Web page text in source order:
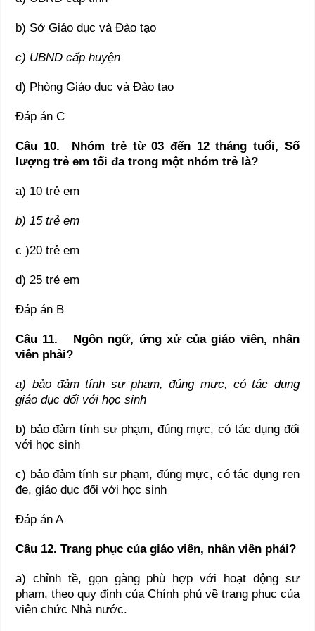
b) Sở Giáo dục và Đào tạo
c) UBND cấp huyện
d) Phòng Giáo dục và Đào tạo
Đáp án C
Câu 10. Nhóm trẻ từ 03 đến 12 tháng tuổi, Số
lượng trẻ em tối đa trong một nhóm trẻ là?
a) 10 trẻ em
b) 15 trẻ em
c )20 trẻ em
d) 25 trẻ em
Đáp án B
Câu 11. Ngôn ngữ, ứng xử của giáo viên, nhân
viên phải?
a) bảo đảm tính sư phạm, đúng mực, có tác dụng
giáo dục đối với học sinh
b) bảo đảm tính sư phạm, đúng mực, có tác dụng đối
với học sinh
c) bảo đảm tính sư phạm, đúng mực, có tác dụng ren
đe, giáo dục đối với học sinh
Đáp án A
Câu 12. Trang phục của giáo viên, nhân viên phải?
a) chỉnh tề, gọn gàng phù hợp với hoạt động sư
phạm, theo quy định của Chính phủ về trang phục của
viên chức Nhà nước.